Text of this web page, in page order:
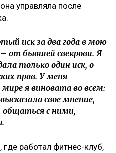
управляла после
иск за два года в мою
от бывшей свекрови. Я
только один иск, о
прав. У меня
я виновата во всем:
свое мнение,
с ними, –
работал фитнес-клуб,